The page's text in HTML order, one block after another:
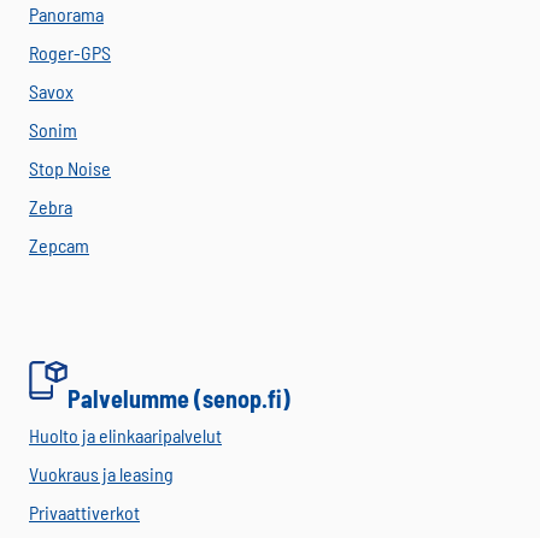
Panorama
Roger-GPS
Savox
Sonim
Stop Noise
Zebra
Zepcam
Palvelumme (senop.fi)
Huolto ja elinkaaripalvelut
Vuokraus ja leasing
Privaattiverkot